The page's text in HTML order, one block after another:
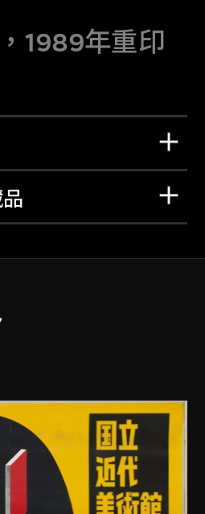
1989年重印